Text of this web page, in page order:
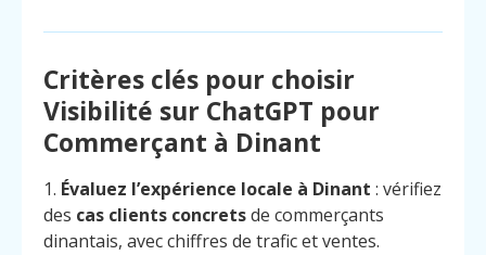
Critères clés pour choisir
Visibilité sur ChatGPT pour
Commerçant à Dinant
1. Évaluez l’expérience locale à Dinant : vérifiez
des cas clients concretsde commerçants
dinantais, avec chiffres de trafic et ventes.